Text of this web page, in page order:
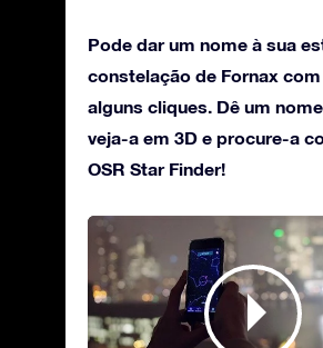
Pode dar um nome à sua
constelação de Fornax
alguns cliques. Dê um
veja-a em 3D e procure-a
OSR Star Finder!